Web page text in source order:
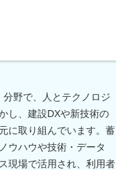
野で、人とテクノロジ
し、建設DXや新技術の
に取り組んでいます。蓄
ウハウや技術・データ
現場で活用され、利用者